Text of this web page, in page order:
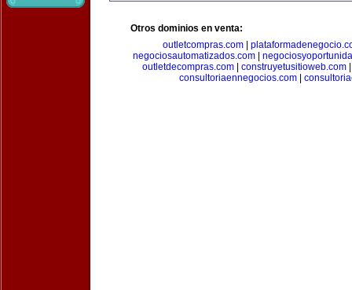
Otros dominios en venta:
outletcompras.com
negociosautomatizados.com|
outletdecompras.com
construyetusitioweb.com
consultoriaennegocios.com